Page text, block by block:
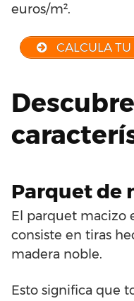
euros/m².
CALCULA
Parquet de
El parquet macizo
consiste en tiras
madera noble.
Esto significa que